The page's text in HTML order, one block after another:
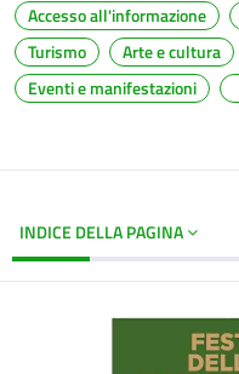
Accesso all'informazione
Turismo
Arte e cultura
Eventi e manifestazioni
INDICE DELLA PAGINA